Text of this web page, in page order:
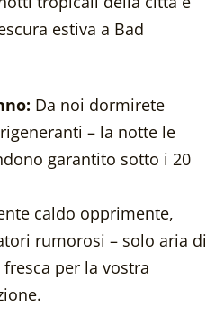
estiva a Bad
Da noi dormirete
– la notte le
garantito sotto i 20
caldo opprimente,
rumorosi – solo aria di
per la vostra